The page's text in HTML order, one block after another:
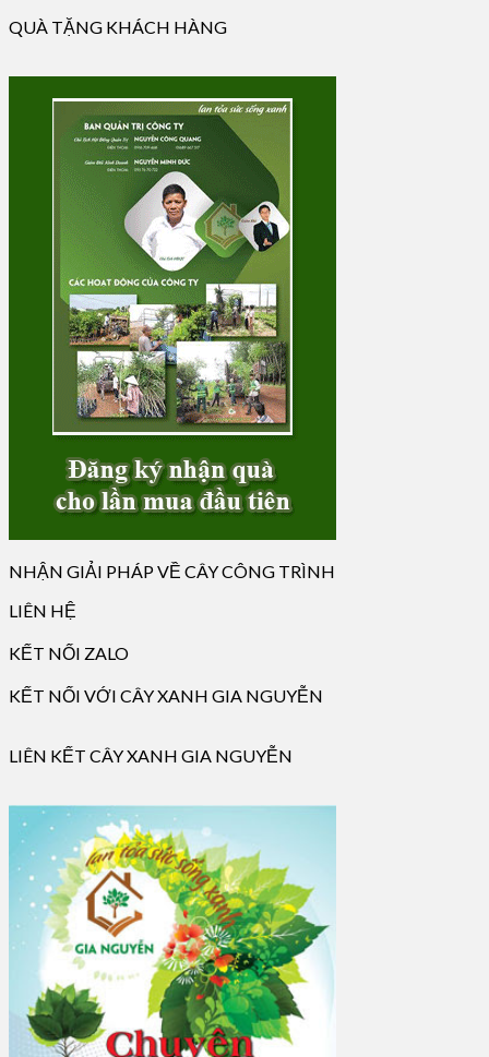
QUÀ TẶNG KHÁCH HÀNG
NHẬN GIẢI PHÁP VỀ CÂY CÔNG TRÌNH
LIÊN HỆ
KẾT NỐI ZALO
KẾT NỐI VỚI CÂY XANH GIA NGUYỄN
LIÊN KẾT CÂY XANH GIA NGUYỄN